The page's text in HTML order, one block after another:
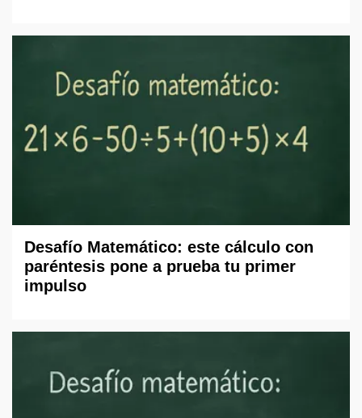
Desafío Matemático: este cálculo con
paréntesis pone a prueba tu primer
impulso